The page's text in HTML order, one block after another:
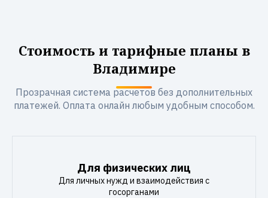
Стоимость и тарифные планы в
Владимире
Прозрачная система расчетов без дополнительных
платежей. Оплата онлайн любым удобным способом.
Для физических лиц
Для личных нужд и взаимодействия с
госорганами